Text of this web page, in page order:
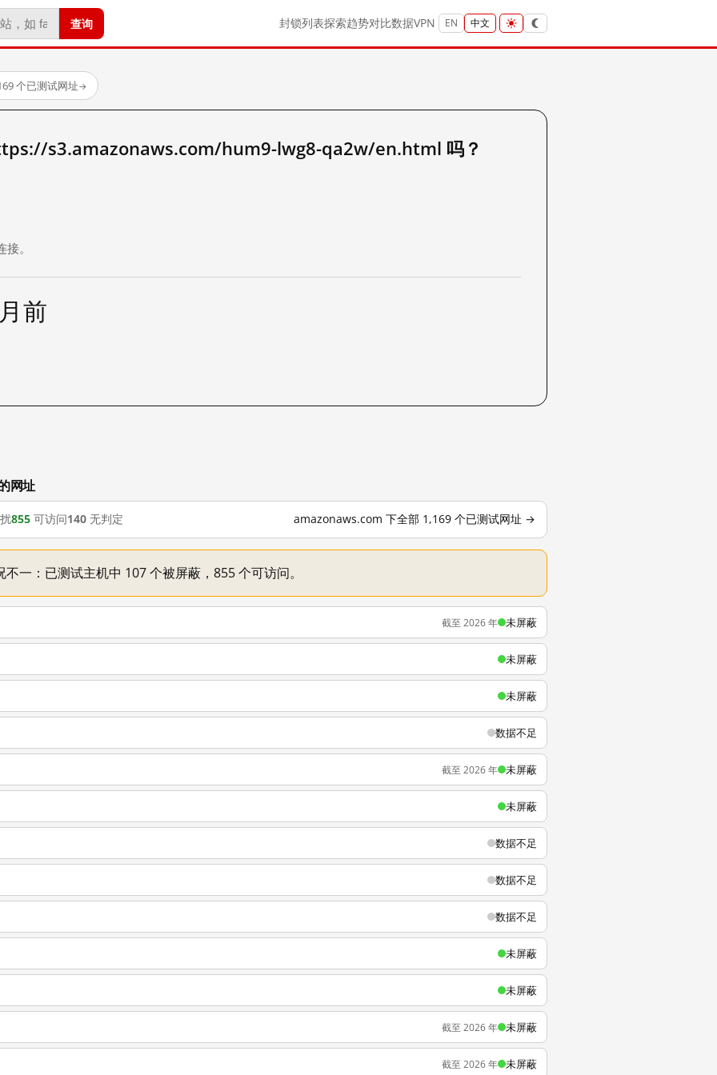
查询 封锁列表探索趋势对比数据VPN EN 中文
个已测试网址→
s3.amazonaws.com/hum9-lwg8-qa2w/en.html 吗？
。
前
网址
855 可访问140 无判定 amazonaws.com 下全部 1,169 个已测试网址 →
一：已测试主机中 107 个被屏蔽，855 个可访问。
截至 2026 年 未屏蔽
未屏蔽
未屏蔽
数据不足
截至 2026 年 未屏蔽
未屏蔽
数据不足
数据不足
数据不足
未屏蔽
未屏蔽
截至 2026 年 未屏蔽
截至 2026 年 未屏蔽